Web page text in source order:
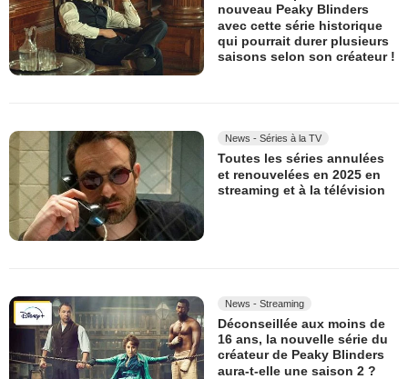
nouveau Peaky Blinders
avec cette série historique
qui pourrait durer plusieurs
saisons selon son créateur !
News - Séries à la TV
Toutes les séries annulées
et renouvelées en 2025 en
streaming et à la télévision
News - Streaming
Déconseillée aux moins de
16 ans, la nouvelle série du
créateur de Peaky Blinders
aura-t-elle une saison 2 ?